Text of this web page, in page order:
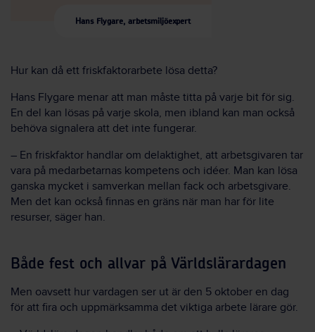
Hans Flygare, arbetsmiljöexpert
Hur kan då ett friskfaktorarbete lösa detta?
Hans Flygare menar att man måste titta på varje bit för sig.
En del kan lösas på varje skola, men ibland kan man också
behöva signalera att det inte fungerar.
– En friskfaktor handlar om delaktighet, att arbetsgivaren tar
vara på medarbetarnas kompetens och idéer. Man kan lösa
ganska mycket i samverkan mellan fack och arbetsgivare.
Men det kan också finnas en gräns när man har för lite
resurser, säger han.
Både fest och allvar på Världslärardagen
Men oavsett hur vardagen ser ut är den 5 oktober en dag
för att fira och uppmärksamma det viktiga arbete lärare gör.